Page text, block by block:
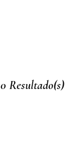
0 Resultado(s)